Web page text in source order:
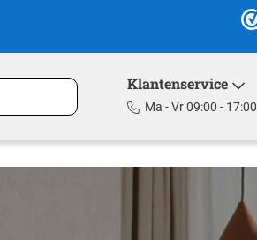
Klantenservice
Ma - Vr 09:00 - 17:00